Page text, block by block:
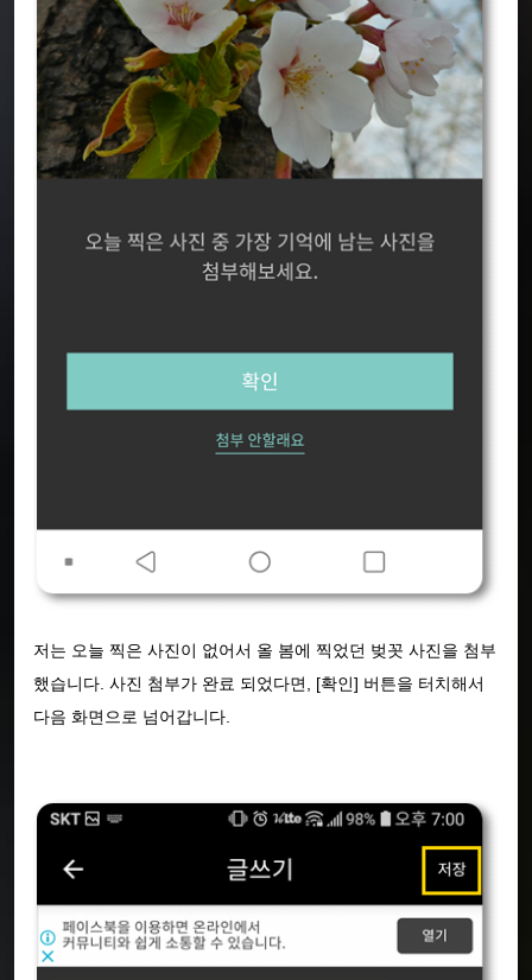
저는 오늘 찍은 사진이 없어서 올 봄에 찍었던 벚꼿 사진을 첨부
했습니다. 사진 첨부가 완료 되었다면, [확인] 버튼을 터치해서
다음 화면으로 넘어갑니다.